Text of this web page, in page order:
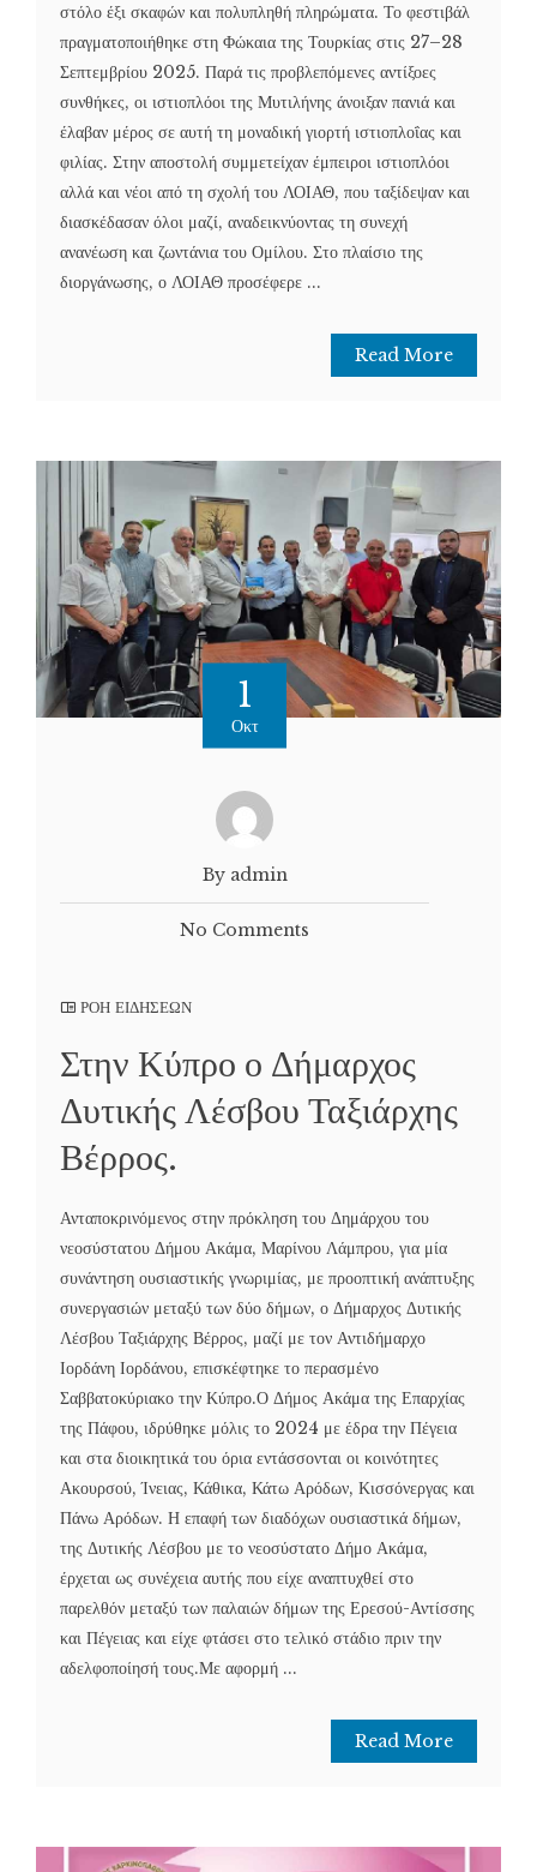
στόλο έξι σκαφών και πολυπληθή πληρώματα. Το φεστιβάλ
πραγματοποιήθηκε στη Φώκαια της Τουρκίας στις 27–28
Σεπτεμβρίου 2025. Παρά τις προβλεπόμενες αντίξοες
συνθήκες, οι ιστιοπλόοι της Μυτιλήνης άνοιξαν πανιά και
έλαβαν μέρος σε αυτή τη μοναδική γιορτή ιστιοπλοΐας και
φιλίας. Στην αποστολή συμμετείχαν έμπειροι ιστιοπλόοι
αλλά και νέοι από τη σχολή του ΛΟΙΑΘ, που ταξίδεψαν και
διασκέδασαν όλοι μαζί, αναδεικνύοντας τη συνεχή
ανανέωση και ζωντάνια του Ομίλου. Στο πλαίσιο της
διοργάνωσης, ο ΛΟΙΑΘ προσέφερε ...
Read More
1
Οκτ
By admin
No Comments
ΡΟΗ ΕΙΔΗΣΕΩΝ
Στην Κύπρο ο Δήμαρχος
Δυτικής Λέσβου Ταξιάρχης
Βέρρος.
Ανταποκρινόμενος στην πρόκληση του Δημάρχου του
νεοσύστατου Δήμου Ακάμα, Μαρίνου Λάμπρου, για μία
συνάντηση ουσιαστικής γνωριμίας, με προοπτική ανάπτυξης
συνεργασιών μεταξύ των δύο δήμων, ο Δήμαρχος Δυτικής
Λέσβου Ταξιάρχης Βέρρος, μαζί με τον Αντιδήμαρχο
Ιορδάνη Ιορδάνου, επισκέφτηκε το περασμένο
Σαββατοκύριακο την Κύπρο.Ο Δήμος Ακάμα της Επαρχίας
της Πάφου, ιδρύθηκε μόλις το 2024 με έδρα την Πέγεια
και στα διοικητικά του όρια εντάσσονται οι κοινότητες
Ακουρσού, Ίνειας, Κάθικα, Κάτω Αρόδων, Κισσόνεργας και
Πάνω Αρόδων. Η επαφή των διαδόχων ουσιαστικά δήμων,
της Δυτικής Λέσβου με το νεοσύστατο Δήμο Ακάμα,
έρχεται ως συνέχεια αυτής που είχε αναπτυχθεί στο
παρελθόν μεταξύ των παλαιών δήμων της Ερεσού-Αντίσσης
και Πέγειας και είχε φτάσει στο τελικό στάδιο πριν την
αδελφοποίησή τους.Με αφορμή ...
Read More